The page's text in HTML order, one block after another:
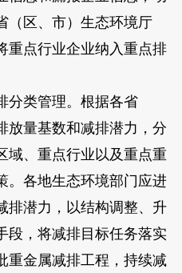
（区、市）生态环境厅
重点行业企业纳入重点排
类管理。根据各省
放量基数和减排潜力，分
域、重点行业以及重点重
。各地生态环境部门应进
排潜力，以结构调整、升
段，将减排目标任务落实
重金属减排工程，持续减